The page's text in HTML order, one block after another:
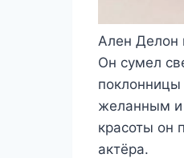
Ален Делон
Он сумел
поклонницы
желанным и
красоты он
актёра.